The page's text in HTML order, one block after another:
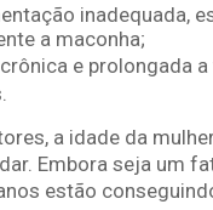
inadequada,
a maconha;
e prolongada
a idade da
Embora seja um
estão